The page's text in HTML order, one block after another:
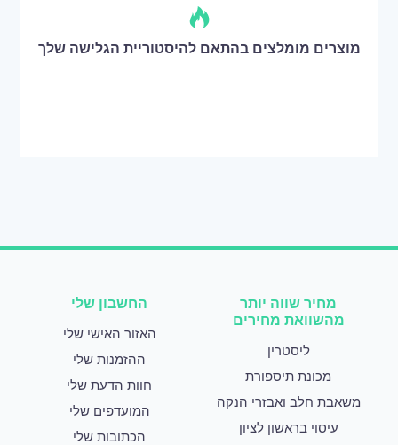
מוצרים מומלצים בהתאם להיסטוריית הגלישה שלך
מחיר שווה יותר
מהשוואת מחירים
ליסטרין
מכונת תיספורת
משאבת חלב ואבזרי הנקה
עיסוי בראשון לציון
החשבון שלי
האזור האישי שלי
ההזמנות שלי
חוות הדעת שלי
המועדפים שלי
הכתובות שלי